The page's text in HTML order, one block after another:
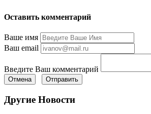
Оставить комментарий
Ваше имя
Ваш email
Введите Ваш комментарий
Отмена Отправить
Другие Новости